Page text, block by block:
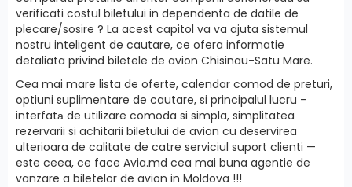
verificati costul biletului in dependenta de datile de
plecare/sosire ? La acest capitol va va ajuta sistemul
nostru inteligent de cautare, ce ofera informatie
detaliata privind biletele de avion Chisinau-Satu Mare.
Cea mai mare lista de oferte, calendar comod de preturi,
optiuni suplimentare de cautare, si principalul lucru -
interfatа de utilizare comoda si simpla, simplitatea
rezervarii si achitarii biletului de avion cu deservirea
ulterioara de calitate de catre serviciul suport clienti —
este ceea, ce face Avia.md cea mai buna agentie de
vanzare a biletelor de avion in Moldova !!!